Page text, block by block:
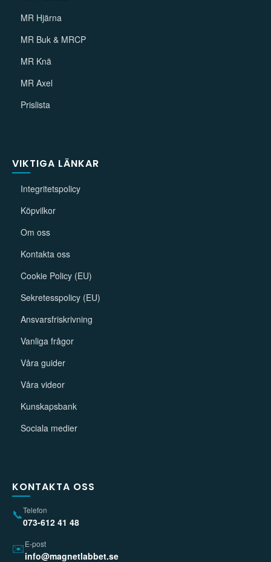
MR Hjärna
MR Buk & MRCP
MR Knä
MR Axel
Prislista
VIKTIGA LÄNKAR
Integritetspolicy
Köpvilkor
Om oss
Kontakta oss
Cookie Policy (EU)
Sekretesspolicy (EU)
Ansvarsfriskrivning
Vanliga frågor
Våra guider
Våra videor
Kunskapsbank
Sociala medier
KONTAKTA OSS
📞Telefon
073-612 41 48
✉️E-post
info@magnetlabbet.se